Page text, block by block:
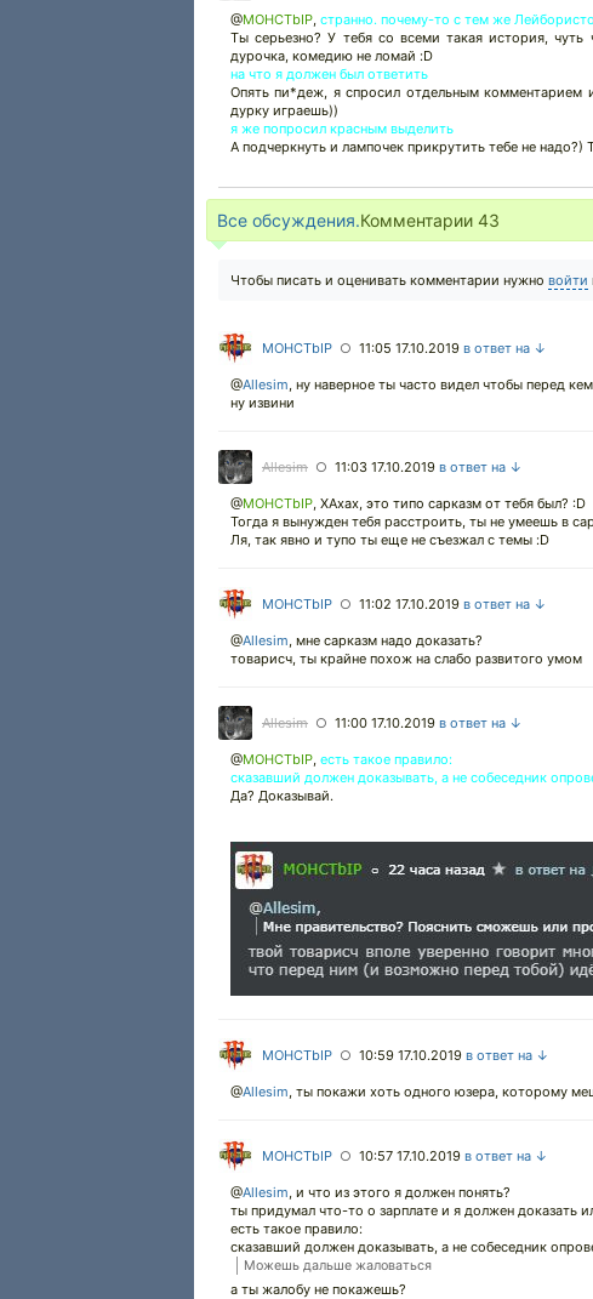
@MOHCTbIP, странно. почему-то с тем же
Ты серьезно? У тебя со всеми такая история,
дурочка, комедию не ломай :D
на что я должен был ответить
Опять пи*деж, я спросил отдельным
дурку играешь))
я же попросил красным выделить
А подчеркнуть и лампочек прикрутить тебе не
Все обсуждения.Комментарии 43
Чтобы писать и оценивать комментарии нужно войти
MOHCTbIP ○ 11:05 17.10.2019 в ответ на ↓
@Allesim, ну наверное ты часто видел чтобы перед
ну извини
Allesim ○ 11:03 17.10.2019 в ответ на ↓
@MOHCTbIP, ХАхах, это типо сарказм от тебя был? :D
Тогда я вынужден тебя расстроить, ты не умеешь в
Ля, так явно и тупо ты еще не съезжал с темы :D
MOHCTbIP ○ 11:02 17.10.2019 в ответ на ↓
@Allesim, мне сарказм надо доказать?
товарисч, ты крайне похож на слабо развитого умом
Allesim ○ 11:00 17.10.2019 в ответ на ↓
@MOHCTbIP, есть такое правило:
сказавший должен доказывать, а не собеседник
Да? Доказывай.
MOHCTbIP ○ 10:59 17.10.2019 в ответ на ↓
@Allesim, ты покажи хоть одного юзера, которому
MOHCTbIP ○ 10:57 17.10.2019 в ответ на ↓
@Allesim, и что из этого я должен понять?
ты придумал что-то о зарплате и я должен доказать
есть такое правило:
сказавший должен доказывать, а не собеседник
Можешь дальше жаловаться
а ты жалобу не покажешь?